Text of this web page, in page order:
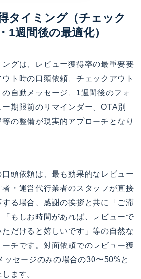
タイミング（チェック
1週間後の最適化）
グは、レビュー獲得率の最重要要
ト時の口頭依頼、チェックアウト
自動メッセージ、1週間後のフォ
期限前のリマインダー、OTA別
の整備が現実的アプローチとなり
頭依頼は、最も効果的なレビュー
・運営代行業者のスタッフが直接
る場合、感謝の挨拶と共に「ご滞
もしお時間があれば、レビューで
だけると嬉しいです」等の自然な
チです。対面依頼でのレビュー獲
ッセージのみの場合の30〜50%と
ます。